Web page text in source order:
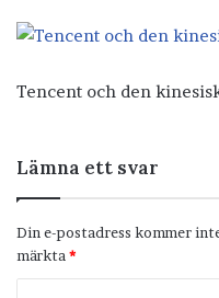
Tencent och den
Lämna ett svar
Din e-postadress kommer
märkta *